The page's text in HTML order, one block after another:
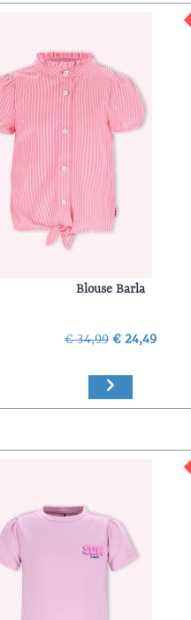
Blouse Barla
€ 34,99 € 24,49